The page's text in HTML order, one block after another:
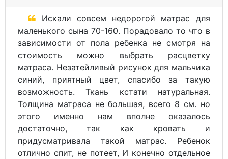
Искали совсем недорогой матрас для
маленького сына 70-160. Порадовало то что в
зависимости от пола ребенка не смотря на
стоимость можно выбрать расцветку
матраса. Незатейливый рисунок для мальчика
синий, приятный цвет, спасибо за такую
возможность. Ткань кстати натуральная.
Толщина матраса не большая, всего 8 см. но
этого именно нам вполне оказалось
достаточно, так как кровать и
придусматривала такой матрас. Ребенок
отлично спит, не потеет, И конечно отдельное